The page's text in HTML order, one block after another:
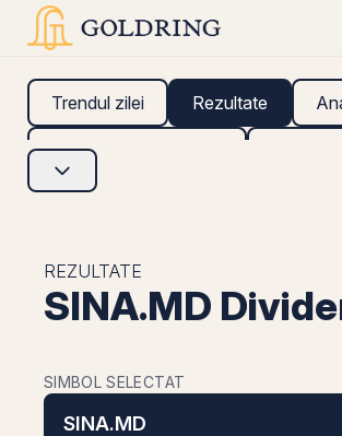
Trendul zilei Rezultate
Analize fundamentale
REZULTATE
SINA.MD
SIMBOL SELECTAT
SINA.MD